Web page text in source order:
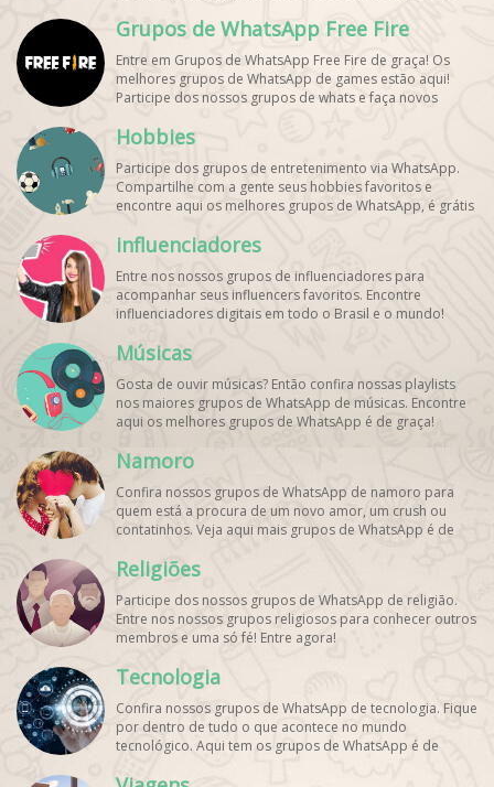
Grupos de WhatsApp Free Fire
Entre em Grupos de WhatsApp Free Fire de graça! Os
melhores grupos de WhatsApp de games estão aqui!
Participe dos nossos grupos de whats e faça novos
Hobbies
Participe dos grupos de entretenimento via WhatsApp.
Compartilhe com a gente seus hobbies favoritos e
encontre aqui os melhores grupos de WhatsApp, é grátis
influenciadores
Entre nos nossos grupos de influenciadores para
acompanhar seus influencers favoritos. Encontre
influenciadores digitais em todo o Brasil e o mundo!
Músicas
Gosta de ouvir músicas? Então confira nossas playlists
nos maiores grupos de WhatsApp de músicas. Encontre
aqui os melhores grupos de WhatsApp é de graça!
Namoro
Confira nossos grupos de WhatsApp de namoro para
quem está a procura de um novo amor, um crush ou
contatinhos. Veja aqui mais grupos de WhatsApp é de
Religiões
Participe dos nossos grupos de WhatsApp de religião.
Entre nos nossos grupos religiosos para conhecer outros
membros e uma só fé! Entre agora!
Tecnologia
Confira nossos grupos de WhatsApp de tecnologia. Fique
por dentro de tudo o que acontece no mundo
tecnológico. Aqui tem os grupos de WhatsApp é de